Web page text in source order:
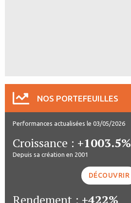
NOS PORTEFEUILLES
Performances actualisées le 03/05/2026
Croissance : +1003.5%
Depuis sa création en 2001
DÉCOUVRIR
Rendement : +422%